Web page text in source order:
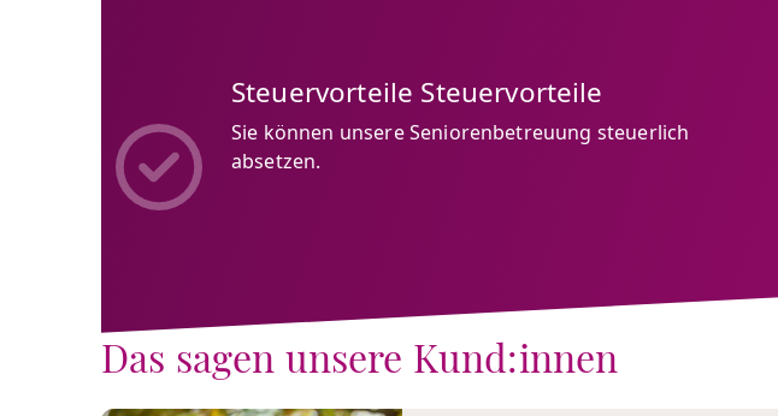
Steuervorteile Steuervorteile
Sie können unsere Seniorenbetreuung steuerlich
absetzen.
Das sagen unsere Kund:innen